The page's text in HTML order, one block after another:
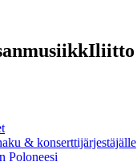
& konserttijärjestäjälle
Poloneesi